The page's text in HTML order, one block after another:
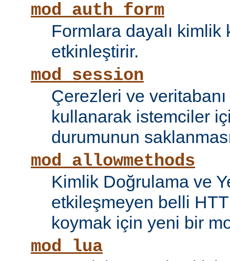
mod_auth_form
Formlara dayalı kimlik
etkinleştirir.
mod_session
Çerezleri ve
kullanarak istemciler
durumunun
mod_allowmethods
Kimlik Doğrulama ve
etkileşmeyen belli
koymak için yeni bir
mod_lua